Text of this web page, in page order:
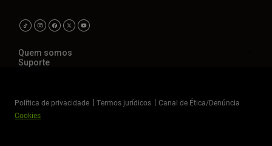
Quem somos
Suporte
Política de privacidade Termos jurídicos
Canal de Ética/Denúncia
Cookies